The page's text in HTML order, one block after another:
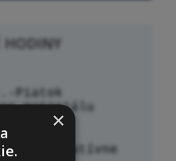
HODINY
Piatok
materiálu
×